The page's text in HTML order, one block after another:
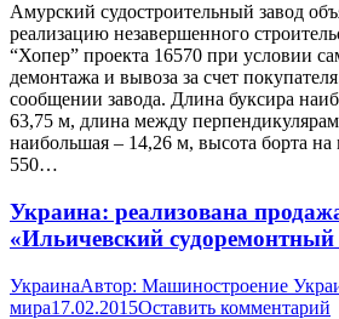
Амурский судостроительный завод
реализацию незавершенного
“Хопер” проекта 16570 при условии
демонтажа и вывоза за счет
сообщении завода. Длина буксира
63,75 м, длина между
наибольшая – 14,26 м, высота борта на
550…
Украина: реализована
«Ильичевский судоремонтный
УкраинаАвтор: Машиностроение
мира17.02.2015Оставить комментарий